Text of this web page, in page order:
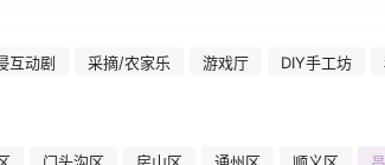
互动剧 采摘/农家乐 游戏厅 DIY手工坊